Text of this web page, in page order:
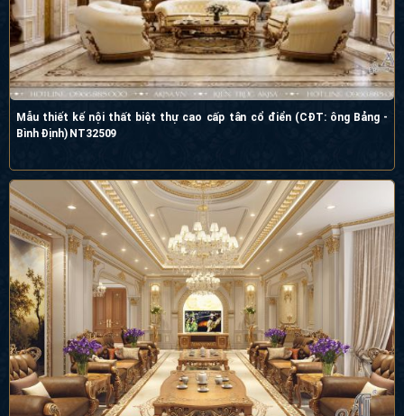
Mẫu thiết kế nội thất biệt thự cao cấp tân cổ điển (CĐT: ông Bảng -
Bình Định) NT32509